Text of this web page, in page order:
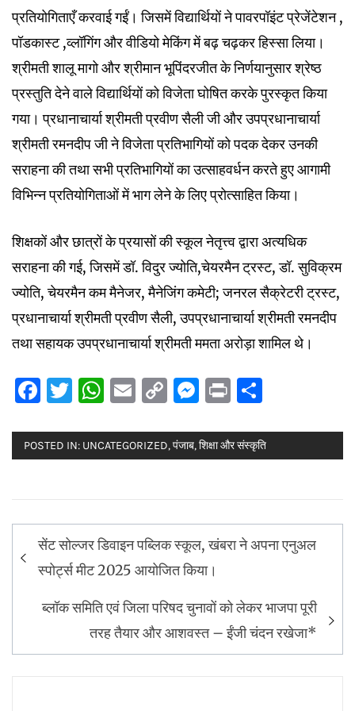
प्रतियोगिताएँ करवाई गईं। जिसमें विद्यार्थियों ने पावरपॉइंट प्रेजेंटेशन ,
पॉडकास्ट ,व्लॉगिंग और वीडियो मेकिंग में बढ़ चढ़कर हिस्सा लिया।
श्रीमती शालू मागो और श्रीमान भूपिंदरजीत के निर्णयानुसार श्रेष्ठ
प्रस्तुति देने वाले विद्यार्थियों को विजेता घोषित करके पुरस्कृत किया
गया। प्रधानाचार्या श्रीमती प्रवीण सैली जी और उपप्रधानाचार्या
श्रीमती रमनदीप जी ने विजेता प्रतिभागियों को पदक देकर उनकी
सराहना की तथा सभी प्रतिभागियों का उत्साहवर्धन करते हुए आगामी
विभिन्न प्रतियोगिताओं में भाग लेने के लिए प्रोत्साहित किया।
शिक्षकों और छात्रों के प्रयासों की स्कूल नेतृत्त्व द्वारा अत्यधिक
सराहना की गई, जिसमें डॉ. विदुर ज्योति,चेयरमैन ट्रस्ट, डॉ. सुविक्रम
ज्योति, चेयरमैन कम मैनेजर, मैनेजिंग कमेटी; जनरल सैक्रेटरी ट्रस्ट,
प्रधानाचार्या श्रीमती प्रवीण सैली, उपप्रधानाचार्या श्रीमती रमनदीप
तथा सहायक उपप्रधानाचार्या श्रीमती ममता अरोड़ा शामिल थे।
Facebook
Twitter
WhatsApp
Email
CopyMessenger
Print
POSTED IN: UNCATEGORIZED,पंजाब,शिक्षा और संस्कृति
Post
navigation
सेंट सोल्जर डिवाइन पब्लिक स्कूल, खंबरा ने अपना एनुअल
स्पोर्ट्स मीट 2025 आयोजित किया।
ब्लॉक समिति एवं जिला परिषद चुनावों को लेकर भाजपा पूरी
तरह तैयार और आशवस्त – ईंजी चंदन रखेजा*